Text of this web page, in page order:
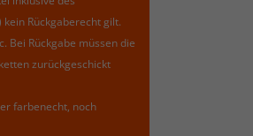
Rückgaberecht gilt.
Bei Rückgabe müssen die
zurückgeschickt
farbenecht, noch